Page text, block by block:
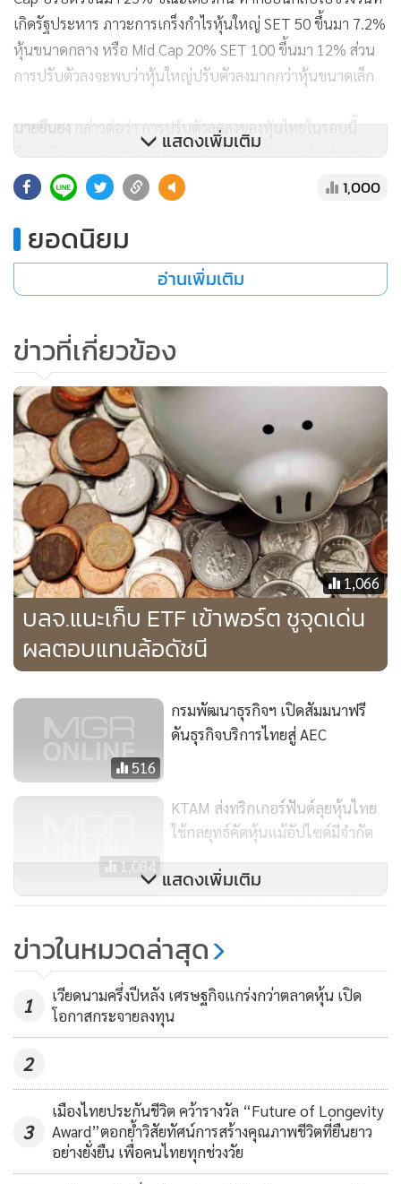
เกิดรัฐประหาร ภาวะการเกร็งกำไรหุ้นใหญ่ SET 50 ขึ้นมา 7.2%
หุ้นขนาดกลาง หรือ Mid Cap 20% SET 100 ขึ้นมา 12% ส่วน
การปรับตัวลงจะพบว่าหุ้นใหญ่ปรับตัวลงมากกว่าหุ้นขนาดเล็ก
นายยืนยงกล่าวต่อว่า การปรับตัวลดลงของหุ้นไทยในรอบนี้
ถือว่านักลงทุนต่างชาตินั้นตกขบวนไปค่อนข้างมากในส่วนของ
การลงทุนในตลาดหุ้นไทยที่ปรับตัวขึ้นประมาณ 17-18% นับ
ตั้งแต่ต้นปีที่ผ่านมา ซึ่งตลาดหุ้นในภูมิภาคไม่ว่า จะเป็น
อินโดนีเซีย ฟิลิปปินส์ ก็ปรับตัวเพิ่มขึ้นคล้ายๆ กันประมาณ 18-
20% โดยการปรับตัวขึ้นของหุ้นไทยนั้นมาจากนักลงทุนไทยเป็น
ส่วนใหญ่
ขณะเดียวกัน ประเทศในภูมิภาคเอเชีย อย่างอินโดนีเซีย และ
อินเดียนั้นมีปัจจัยบวกมาจากการเลือกตั้ง และการวางนโยบาย
ต่างๆ ของภาครัฐ ทำให้นักลงทุนต่างชาติไหลกลับเข้าไปลงทุน
เมื่อมองเทียบกับประเทศไทยแล้วหากไทยมีความชัดเจนในเรื่อง
ของการเลือกตั้งกลางปี หรือปลายปี 2558 หรือทอดยาวไปถึงต้น
ปี 2559 แล้วนักลงทุนต่างชาติอาจจะมองเห็นความชัดเจนใน
เรื่องต่างๆ ก็อาจจะกลับเข้ามาลงทุนในหุ้นไทยอีกครั้ง
“สำหรับความเคลื่อนไหวของตลาดหุ้นไทยในปีหน้านั้น เราอาจ
จะไม่ได้ให้ upside ไว้มาก เรามองไว้ที่ 1,680 จุด Earning per
Share อยู่ที่ 112 บาทต่อหุ้น ส่วน P/E Ratio อยู่ที่ 15 เท่า เรา
มองว่าการลงทุนในหุ้นยังให้ผลตอบแทนที่ดีอยู่ ในที่นี้อาจจะไม่
ปรับตัวขึ้นทั้งหมดอาจจะต้องมีการคัดเลือกหุ้น โดยเรามองว่า
ช่วงที่ผ่านมา หุ้นขนาดกลาง และขนาดเล็กมีการปรับตัวขึ้นมา
พอสมควร ก็น่าจะถึงเวลาของหุ้นขนาดใหญ่ที่จะปรับตัวขึ้น เช่น
กลุ่มธนาคาร หรือหุ้นที่ได้รับประโยชน์จากการลงทุนภาครัฐ กลุ่ม
ที่ได้รับประโยชน์จาก Digital Economy เป็นต้น”
กล่าว
แสดงเพิ่มเติม
1,000
ยอดนิยม
อ่านเพิ่มเติม
ข่าวที่เกี่ยวข้อง
1,066
บลจ.แนะเก็บ ETF เข้าพอร์ต ชูจุดเด่น
ผลตอบแทนล้อดัชนี
516
กรมพัฒนาธุรกิจฯ เปิดสัมมนาฟรี
ดันธุรกิจบริการไทยสู่ AEC
1,084
KTAM ส่งทริกเกอร์ฟันด์ลุยหุ้นไทย
ใช้กลยุทธ์คัดหุ้นแม้อัปไซด์มีจำกัด
1,440
IMC เผยการใช้คลาวด์ในไทยเริ่ม
แสดงเพิ่มเติม
ข่าวในหมวดล่าสุด
1
เวียดนามครึ่งปีหลัง เศรษฐกิจแกร่งกว่าตลาดหุ้น เปิด
โอกาสกระจายลงทุน
2
3
เมืองไทยประกันชีวิต คว้ารางวัล “Future of Longevity
Award”ตอกย้ำวิสัยทัศน์การสร้างคุณภาพชีวิตที่ยืนยาว
อย่างยั่งยืน เพื่อคนไทยทุกช่วงวัย